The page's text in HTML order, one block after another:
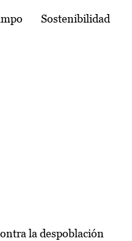
Sostenibilidad
la despoblación